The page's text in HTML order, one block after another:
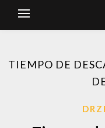
TIEMPO DE